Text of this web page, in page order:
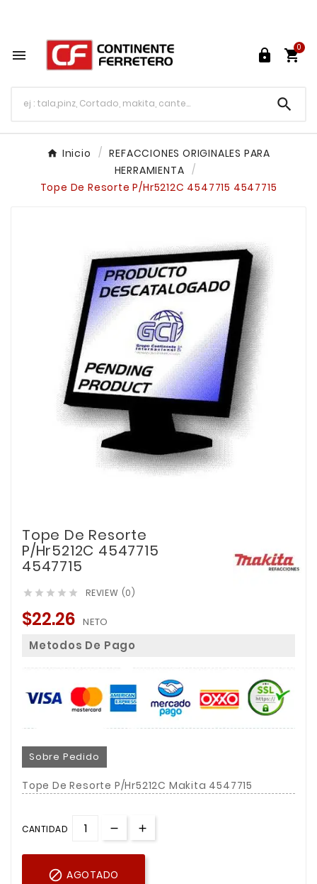
  
0

Inicio
REFACCIONES ORIGINALES PARA
HERRAMIENTA
Tope De Resorte P/Hr5212C 4547715 4547715
Tope De Resorte
P/Hr5212C 4547715
4547715
     REVIEW (0)
$22.26 NETO
Metodos De Pago
Sobre Pedido
Tope De Resorte P/Hr5212C Makita 4547715
CANTIDAD
 AGOTADO